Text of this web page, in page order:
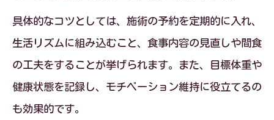
金属アレルギー対策と耳つぼダイエット
の注意点
具体的なコツとしては、施術の予約を定期的に入れ、
生活リズムに組み込むこと、食事内容の見直しや間食
の工夫をすることが挙げられます。また、目標体重や
健康状態を記録し、モチベーション維持に役立てるの
も効果的です。